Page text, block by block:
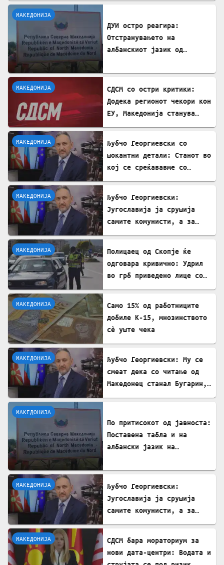
МАКЕДОНИЈА
ДУИ остро реагира:
Отстранувањето на
албанскиот јазик од
тешка провокација
МАКЕДОНИЈА
СДСМ со остри критики:
Додека регионот чекори кон
ЕУ, Македонија станува
МАКЕДОНИЈА
Љубчо Георгиевски со
шокантни детали: Станот во
кој се среќававме со
МАКЕДОНИЈА
Љубчо Георгиевски:
Југославија ја срушија
самите комунисти, а за
МАКЕДОНИЈА
Полицаец од Скопје ќе
одговара кривично: Удрил
во грб приведено лице со
МАКЕДОНИЈА
Само 15% од работниците
добиле К-15, мнозинството
сè уште чека
МАКЕДОНИЈА
Љубчо Георгиевски: Му се
смеат дека со читање од
Македонец станал Бугарин,
МАКЕДОНИЈА
По притисокот од јавноста:
Поставена табла и на
албански јазик на
МАКЕДОНИЈА
Љубчо Георгиевски:
Југославија ја срушија
самите комунисти, а за
МАКЕДОНИЈА
СДСМ бара мораториум за
нови дата-центри: Водата и